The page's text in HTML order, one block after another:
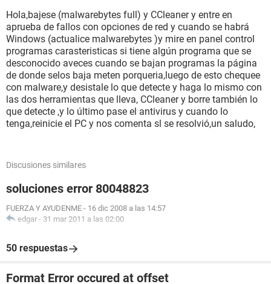
Hola,bajese (malwarebytes full) y CCleaner y entre en
aprueba de fallos con opciones de red y cuando se habrá
Windows (actualice malwarebytes )y mire en panel control
programas carasteristicas si tiene algún programa que se
desconocido aveces cuando se bajan programas la página
de donde selos baja meten porqueria,luego de esto chequee
con malware,y desistale lo que detecte y haga lo mismo con
las dos herramientas que lleva, CCleaner y borre también lo
que detecte ,y lo último pase el antivirus y cuando lo
tenga,reinicie el PC y nos comenta sl se resolvió,un saludo,
Discusiones similares
soluciones error 80048823
FUERZA Y AYUDENME - 16 dic 2008 a las 14:57
edgar - 31 mar 2011 a las 02:00
50 respuestas
Format Error occured at offset